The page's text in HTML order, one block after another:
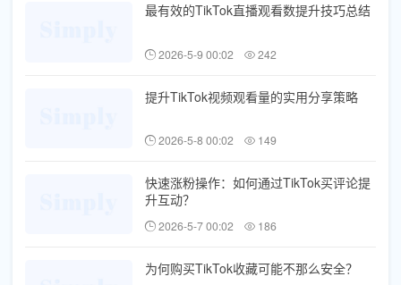
最有效的TikTok直播观看数提升技巧总结
2026-5-9 00:02 242
提升TikTok视频观看量的实用分享策略
2026-5-8 00:02 149
快速涨粉操作：如何通过TikTok买评论提
升互动？
2026-5-7 00:02 186
为何购买TikTok收藏可能不那么安全？